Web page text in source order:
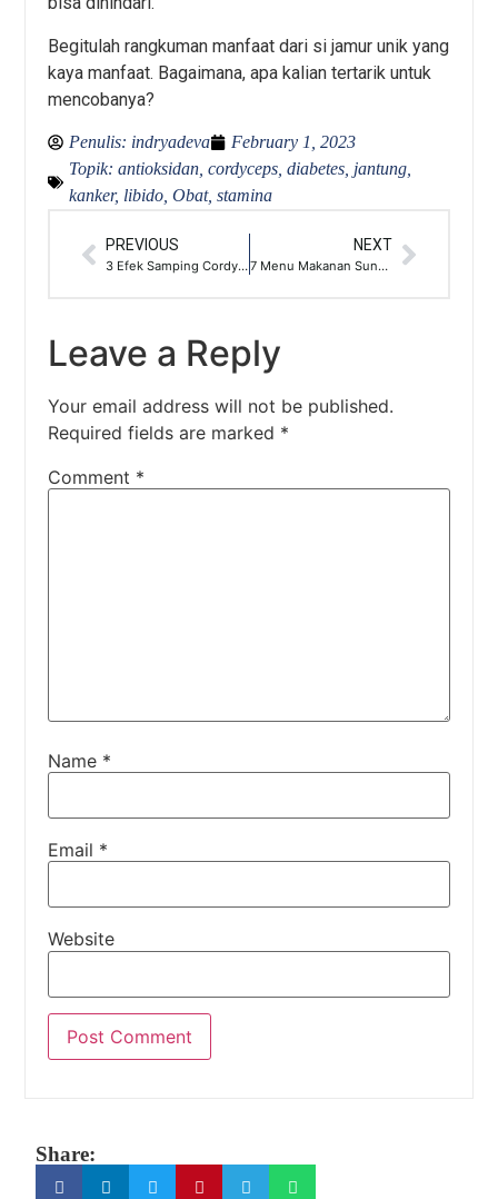
Begitulah rangkuman manfaat dari si jamur unik yang
kaya manfaat. Bagaimana, apa kalian tertarik untuk
mencobanya?
Penulis: indryadeva
February 1, 2023
Topik: antioksidan ,cordyceps ,diabetes jantung
kanker, libido ,Obat,stamina
PREVIOUS
3 Efek Samping Cordyceps Untuk Tubuh Manusia
NEXT
7 Menu Makanan Sunda yang Paling Terkenal dan Wajib Dicoba
Leave a Reply
Your email address will not be published.
Required fields are marked *
Comment *
Name *
Email *
Website
Share: